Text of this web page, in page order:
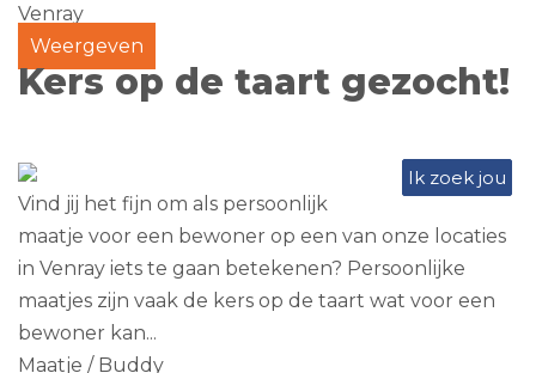
Venray
Weergeven
Kers op de taart gezocht!
Ik zoek jou
Vind jij het fijn om als persoonlijk
maatje voor een bewoner op een van onze locaties
in Venray iets te gaan betekenen? Persoonlijke
maatjes zijn vaak de kers op de taart wat voor een
bewoner kan...
Maatje / Buddy